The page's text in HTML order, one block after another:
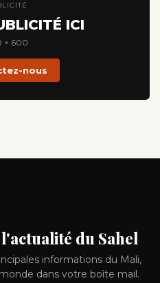
ICI
× 600
nous
du Sahel
informations du Mali,
dans votre boîte mail.